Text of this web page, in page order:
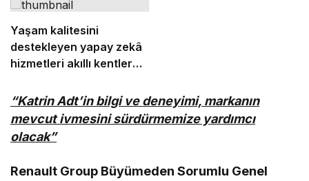
Yaşam kalitesini
destekleyen yapay zekâ
hizmetleri akıllı kentler
kadar önemli
“Katrin Adt’in bilgi ve deneyimi, markanın
mevcut ivmesini sürdürmemize yardımcı
olacak”
Renault Group Büyümeden Sorumlu Genel